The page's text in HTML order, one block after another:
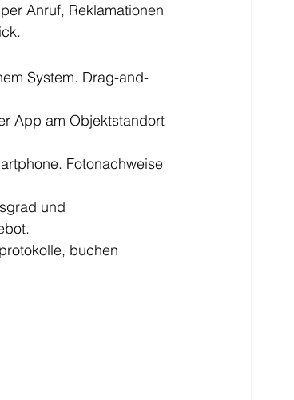
Anruf, Reklamationen
System. Drag-and-
App am Objektstandort
Fotonachweise
und
buchen